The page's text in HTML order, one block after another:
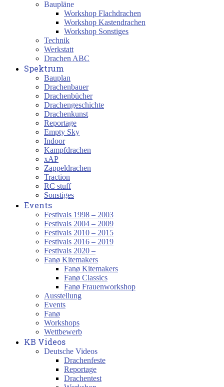
Baupläne
Workshop Flachdrachen
Workshop Kastendrachen
Workshop Sonstiges
Technik
Werkstatt
Drachen ABC
Spektrum
Bauplan
Drachenbauer
Drachenbücher
Drachengeschichte
Drachenkunst
Reportage
Empty Sky
Indoor
Kampfdrachen
xAP
Zappeldrachen
Traction
RC stuff
Sonstiges
Events
Festivals 1998 – 2003
Festivals 2004 – 2009
Festivals 2010 – 2015
Festivals 2016 – 2019
Festivals 2020 –
Fanø Kitemakers
Fanø Kitemakers
Fanø Classics
Fanø Frauenworkshop
Ausstellung
Events
Fanø
Workshops
Wettbewerb
KB Videos
Deutsche Videos
Drachenfeste
Reportage
Drachentest